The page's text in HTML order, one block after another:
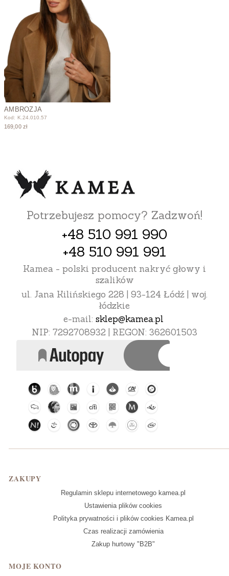
AMBROZJA
Kod: K.24.010.57
169,00 zł
Potrzebujesz pomocy? Zadzwoń!
+48 510 991 990
+48 510 991 991
Kamea - polski producent nakryć głowy i
szalików
ul. Jana Kilińskiego 228 | 93-124 Łódź | woj.
łódzkie
e-mail: sklep@kamea.pl
NIP: 7292708932 | REGON: 362601503
Linki w stopce
ZAKUPY
Regulamin sklepu internetowego kamea.pl
Ustawienia plików cookies
Polityka prywatności i plików cookies Kamea.pl
Czas realizacji zamówienia
Zakup hurtowy "B2B"
MOJE KONTO